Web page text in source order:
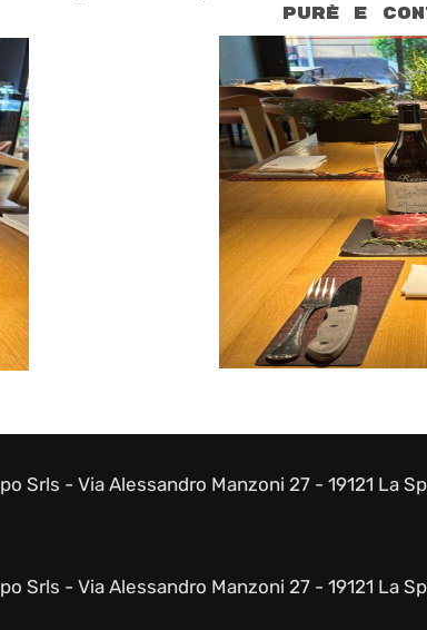
Srls - Via Alessandro Manzoni 27 - 19121 La
PURÈ E
selezione
Insalate
Dolci
Srls - Via Alessandro Manzoni 27 - 19121 La